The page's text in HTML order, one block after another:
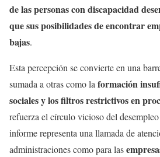
de las personas con discapacidad
que sus posibilidades de encontrar
bajas.
Esta percepción se convierte en una
sumada a otras como la formación
sociales y los filtros restrictivos en
refuerza el círculo vicioso del
informe representa una llamada de
administraciones como para las